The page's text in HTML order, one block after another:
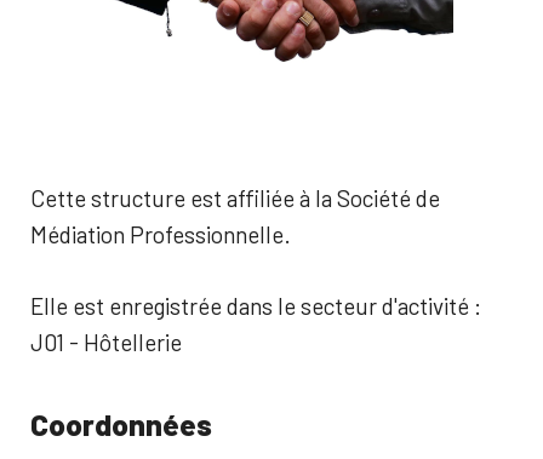
Cette structure est affiliée à la Société de
Médiation Professionnelle.
Elle est enregistrée dans le secteur d'activité :
J01 - Hôtellerie
Coordonnées